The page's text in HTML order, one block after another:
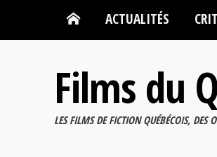
ACTUALITÉS
Films du
LES FILMS DE FICTION QUÉBÉCOIS, DES